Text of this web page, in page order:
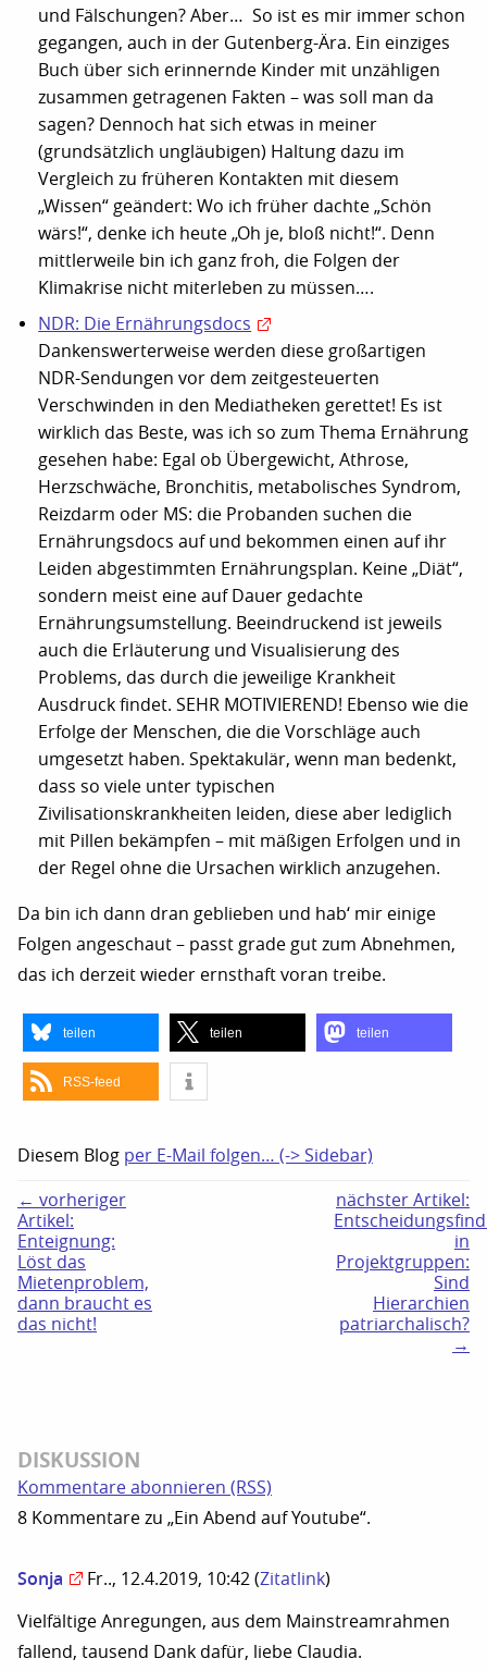
und Fälschungen? Aber… So ist es mir immer schon
gegangen, auch in der Gutenberg-Ära. Ein einziges
Buch über sich erinnernde Kinder mit unzähligen
zusammen getragenen Fakten – was soll man da
sagen? Dennoch hat sich etwas in meiner
(grundsätzlich ungläubigen) Haltung dazu im
Vergleich zu früheren Kontakten mit diesem
„Wissen“ geändert: Wo ich früher dachte „Schön
wärs!“, denke ich heute „Oh je, bloß nicht!“. Denn
mittlerweile bin ich ganz froh, die Folgen der
Klimakrise nicht miterleben zu müssen….
NDR: Die Ernährungsdocs
Dankenswerterweise werden diese großartigen
NDR-Sendungen vor dem zeitgesteuerten
Verschwinden in den Mediatheken gerettet! Es ist
wirklich das Beste, was ich so zum Thema Ernährung
gesehen habe: Egal ob Übergewicht, Athrose,
Herzschwäche, Bronchitis, metabolisches Syndrom,
Reizdarm oder MS: die Probanden suchen die
Ernährungsdocs auf und bekommen einen auf ihr
Leiden abgestimmten Ernährungsplan. Keine „Diät“,
sondern meist eine auf Dauer gedachte
Ernährungsumstellung. Beeindruckend ist jeweils
auch die Erläuterung und Visualisierung des
Problems, das durch die jeweilige Krankheit
Ausdruck findet. SEHR MOTIVIEREND! Ebenso wie die
Erfolge der Menschen, die die Vorschläge auch
umgesetzt haben. Spektakulär, wenn man bedenkt,
dass so viele unter typischen
Zivilisationskrankheiten leiden, diese aber lediglich
mit Pillen bekämpfen – mit mäßigen Erfolgen und in
der Regel ohne die Ursachen wirklich anzugehen.
Da bin ich dann dran geblieben und hab‘ mir einige
Folgen angeschaut – passt grade gut zum Abnehmen,
das ich derzeit wieder ernsthaft voran treibe.
teilen teilen teilen
RSS-feed
Diesem Blog per E-Mail folgen… (-> Sidebar)
← vorheriger
Artikel:
Enteignung:
Löst das
Mietenproblem,
dann braucht es
das nicht!
nächster Artikel:
in
Projektgruppen:
Sind
Hierarchien
patriarchalisch?
→
DISKUSSION
Kommentare abonnieren (RSS)
8 Kommentare zu „Ein Abend auf Youtube“.
Sonja Fr.., 12.4.2019, 10:42 (Zitatlink)
Vielfältige Anregungen, aus dem Mainstreamrahmen
fallend, tausend Dank dafür, liebe Claudia.